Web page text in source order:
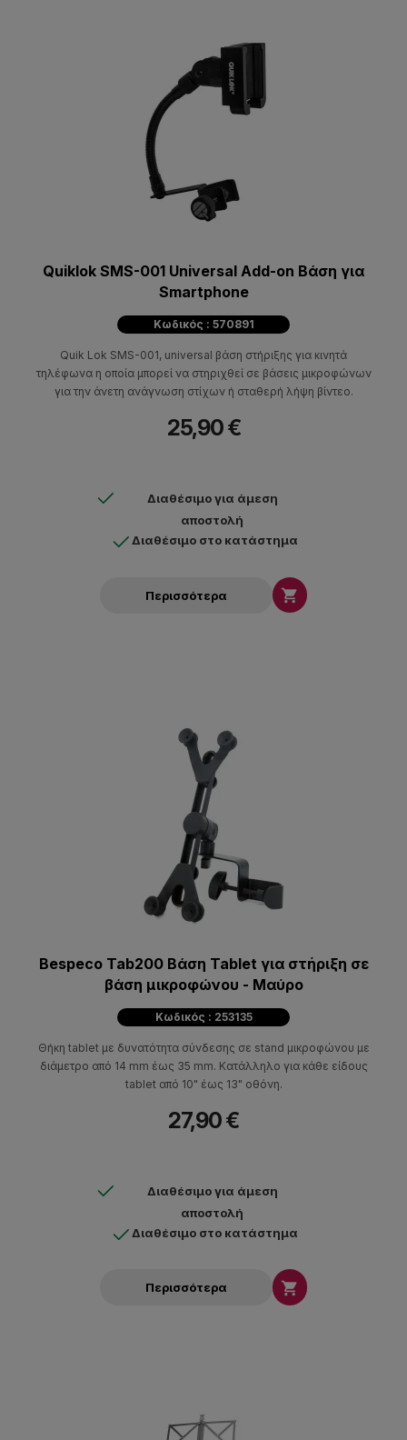
Quiklok SMS-001 Universal Add-on Bάση για
Smartphone
Κωδικός : 570891
Quik Lok SMS-001, universal βάση στήριξης για κινητά
τηλέφωνα η οποία μπορεί να στηριχθεί σε βάσεις μικροφώνων
για την άνετη ανάγνωση στίχων ή σταθερή λήψη βίντεο.
25,90 €
Διαθέσιμο για άμεση
αποστολή
Διαθέσιμο στο κατάστημα
Περισσότερα 
Bespeco Tab200 Βάση Tablet για στήριξη σε
βάση μικροφώνου - Μαύρο
Κωδικός : 253135
Θήκη tablet με δυνατότητα σύνδεσης σε stand μικροφώνου με
διάμετρο από 14 mm έως 35 mm. Κατάλληλο για κάθε είδους
tablet από 10" έως 13" οθόνη.
27,90 €
Διαθέσιμο για άμεση
αποστολή
Διαθέσιμο στο κατάστημα
Περισσότερα 